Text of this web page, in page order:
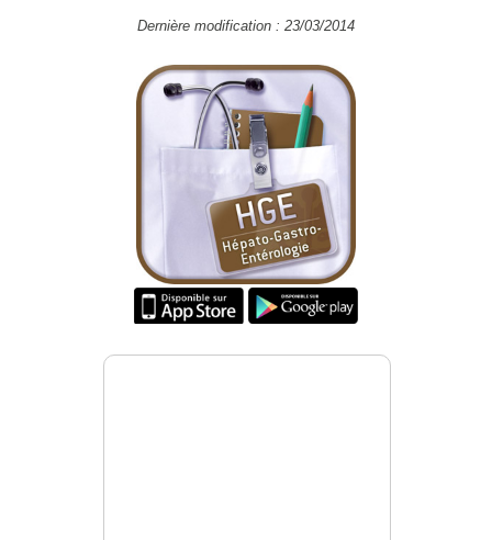
Dernière modification : 23/03/2014